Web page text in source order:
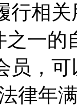
行相
一的
员，
律年